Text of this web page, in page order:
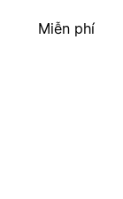
Miễn phí